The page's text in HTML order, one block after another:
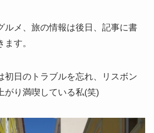
ルメ、旅の情報は後日、記事に書
す。
初日のトラブルを忘れ、リスボン
がり満喫している私(笑)